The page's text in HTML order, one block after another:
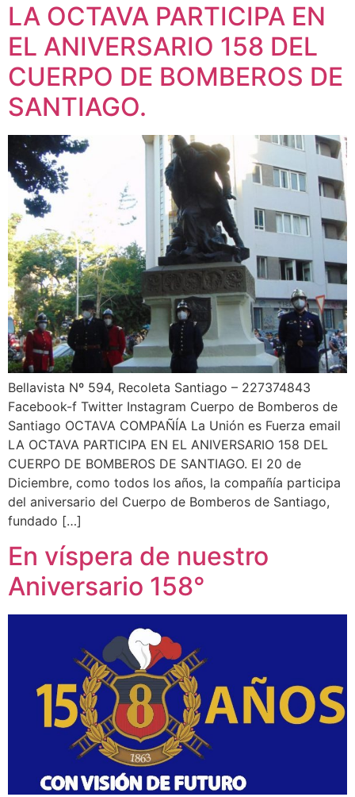
LA OCTAVA PARTICIPA EN
EL ANIVERSARIO 158 DEL
CUERPO DE BOMBEROS DE
SANTIAGO.
Bellavista Nº 594, Recoleta Santiago – 227374843
Facebook-f Twitter Instagram Cuerpo de Bomberos de
Santiago OCTAVA COMPAÑÍA La Unión es Fuerza email
LA OCTAVA PARTICIPA EN EL ANIVERSARIO 158 DEL
CUERPO DE BOMBEROS DE SANTIAGO. El 20 de
Diciembre, como todos los años, la compañía participa
del aniversario del Cuerpo de Bomberos de Santiago,
fundado […]
En víspera de nuestro
Aniversario 158°